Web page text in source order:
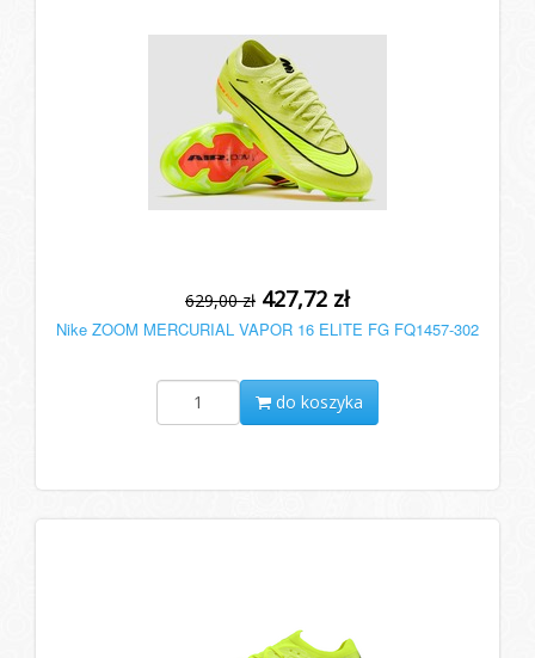
629,00 zł 427,72 zł
Nike ZOOM MERCURIAL VAPOR 16 ELITE FG FQ1457-302
do koszyka